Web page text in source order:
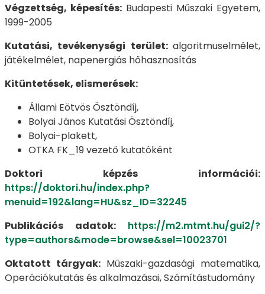
Végzettség, képesítés: Budapesti Műszaki Egyetem,
1999-2005
Kutatási, tevékenységi terület: algoritmuselmélet,
játékelmélet, napenergiás hőhasznosítás
Kitüntetések, elismerések:
Állami Eötvös Ösztöndíj,
Bolyai János Kutatási Ösztöndíj,
Bolyai-plakett,
OTKA FK_19 vezető kutatóként
Doktori képzés információi:
https://doktori.hu/index.php?
menuid=192&lang=HU&sz_ID=32245
Publikációs adatok: https://m2.mtmt.hu/gui2/?
type=authors&mode=browse&sel=10023701
Oktatott tárgyak: Műszaki-gazdasági matematika,
Operációkutatás és alkalmazásai, Számítástudomány